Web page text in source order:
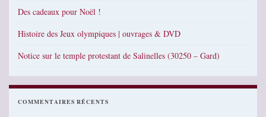
Des cadeaux pour Noël !
Histoire des Jeux olympiques | ouvrages & DVD
Notice sur le temple protestant de Salinelles (30250 – Gard)
COMMENTAIRES RÉCENTS